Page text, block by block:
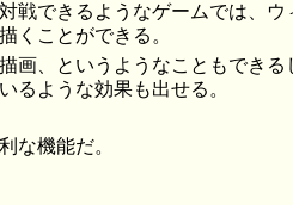
戦できるようなゲームでは、
くことができる。
画、というようなこともでき
るような効果も出せる。
な機能だ。